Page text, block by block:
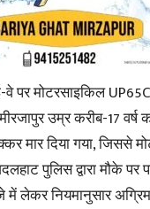
वे पर मोटरसाइकिल
उम्र करीब-17
मार दिया गया,
पुलिस द्वारा मौके
नियमानुसार अग्रिम